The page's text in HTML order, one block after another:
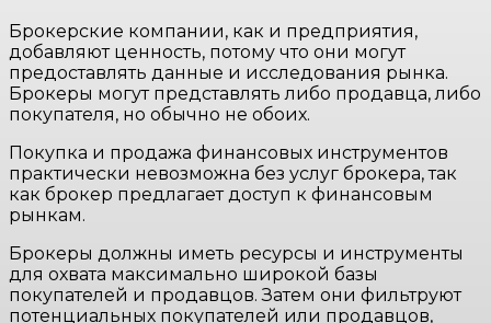
Брокерские компании, как и предприятия,
добавляют ценность, потому что они могут
предоставлять данные и исследования рынка.
Брокеры могут представлять либо продавца, либо
покупателя, но обычно не обоих.
Покупка и продажа финансовых инструментов
практически невозможна без услуг брокера, так
как брокер предлагает доступ к финансовым
рынкам.
Брокеры должны иметь ресурсы и инструменты
для охвата максимально широкой базы
покупателей и продавцов. Затем они фильтруют
потенциальных покупателей или продавцов,